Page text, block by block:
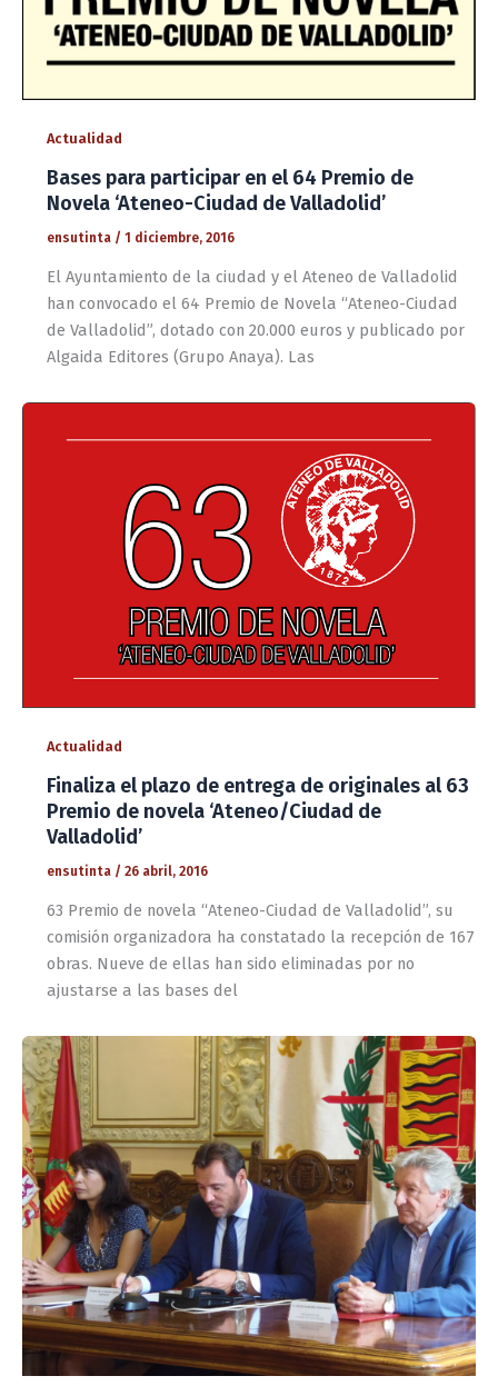
Actualidad
Bases para participar en el 64 Premio de
Novela ‘Ateneo-Ciudad de Valladolid’
ensutinta / 1 diciembre, 2016
El Ayuntamiento de la ciudad y el Ateneo de Valladolid
han convocado el 64 Premio de Novela “Ateneo-Ciudad
de Valladolid”, dotado con 20.000 euros y publicado por
Algaida Editores (Grupo Anaya). Las
Actualidad
Finaliza el plazo de entrega de originales al 63
Premio de novela ‘Ateneo/Ciudad de
Valladolid’
ensutinta / 26 abril, 2016
63 Premio de novela “Ateneo-Ciudad de Valladolid”, su
comisión organizadora ha constatado la recepción de 167
obras. Nueve de ellas han sido eliminadas por no
ajustarse a las bases del